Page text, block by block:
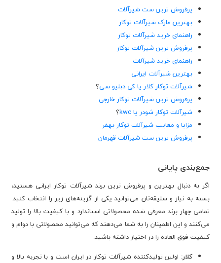
پرفروش ترین ست شیرآلات
بهترین مارک شیرآلات توکار
راهنمای خرید شیرآلات توکار
پرفروش ترین شیرآلات توکار
راهنمای خرید شیرآلات
بهترین شیرآلات ایرانی
شیرآلات توکار کلار یا کی دبلیو سی؟
پرفروش ترین شیرآلات توکار خارجی
شیرآلات توکار شودر یا kwc
؟
مزایا و معایب شیرآلات توکار بهفر
پرفروش ترین ست شیرآلات قهرمان
جمع‌بندی پایانی
اگر به دنبال بهترین و پرفروش‌ ترین برند شیرآلات توکار ایرانی هستید،
بسته به نیاز و سلیقه‌تان می‌توانید یکی از گزینه‌های زیر را انتخاب کنید.
تمامی چهار برند معرفی شده محصولاتی استاندارد و با کیفیت بالا را تولید
می‌کنند و این اطمینان را به شما می‌دهند که می‌توانید محصولاتی با دوام و
کیفیت فوق العاده را در اختیار داشته باشید.
کلار: اولین تولیدکننده شیرآلات توکار در ایران است و با تجربه بالا و